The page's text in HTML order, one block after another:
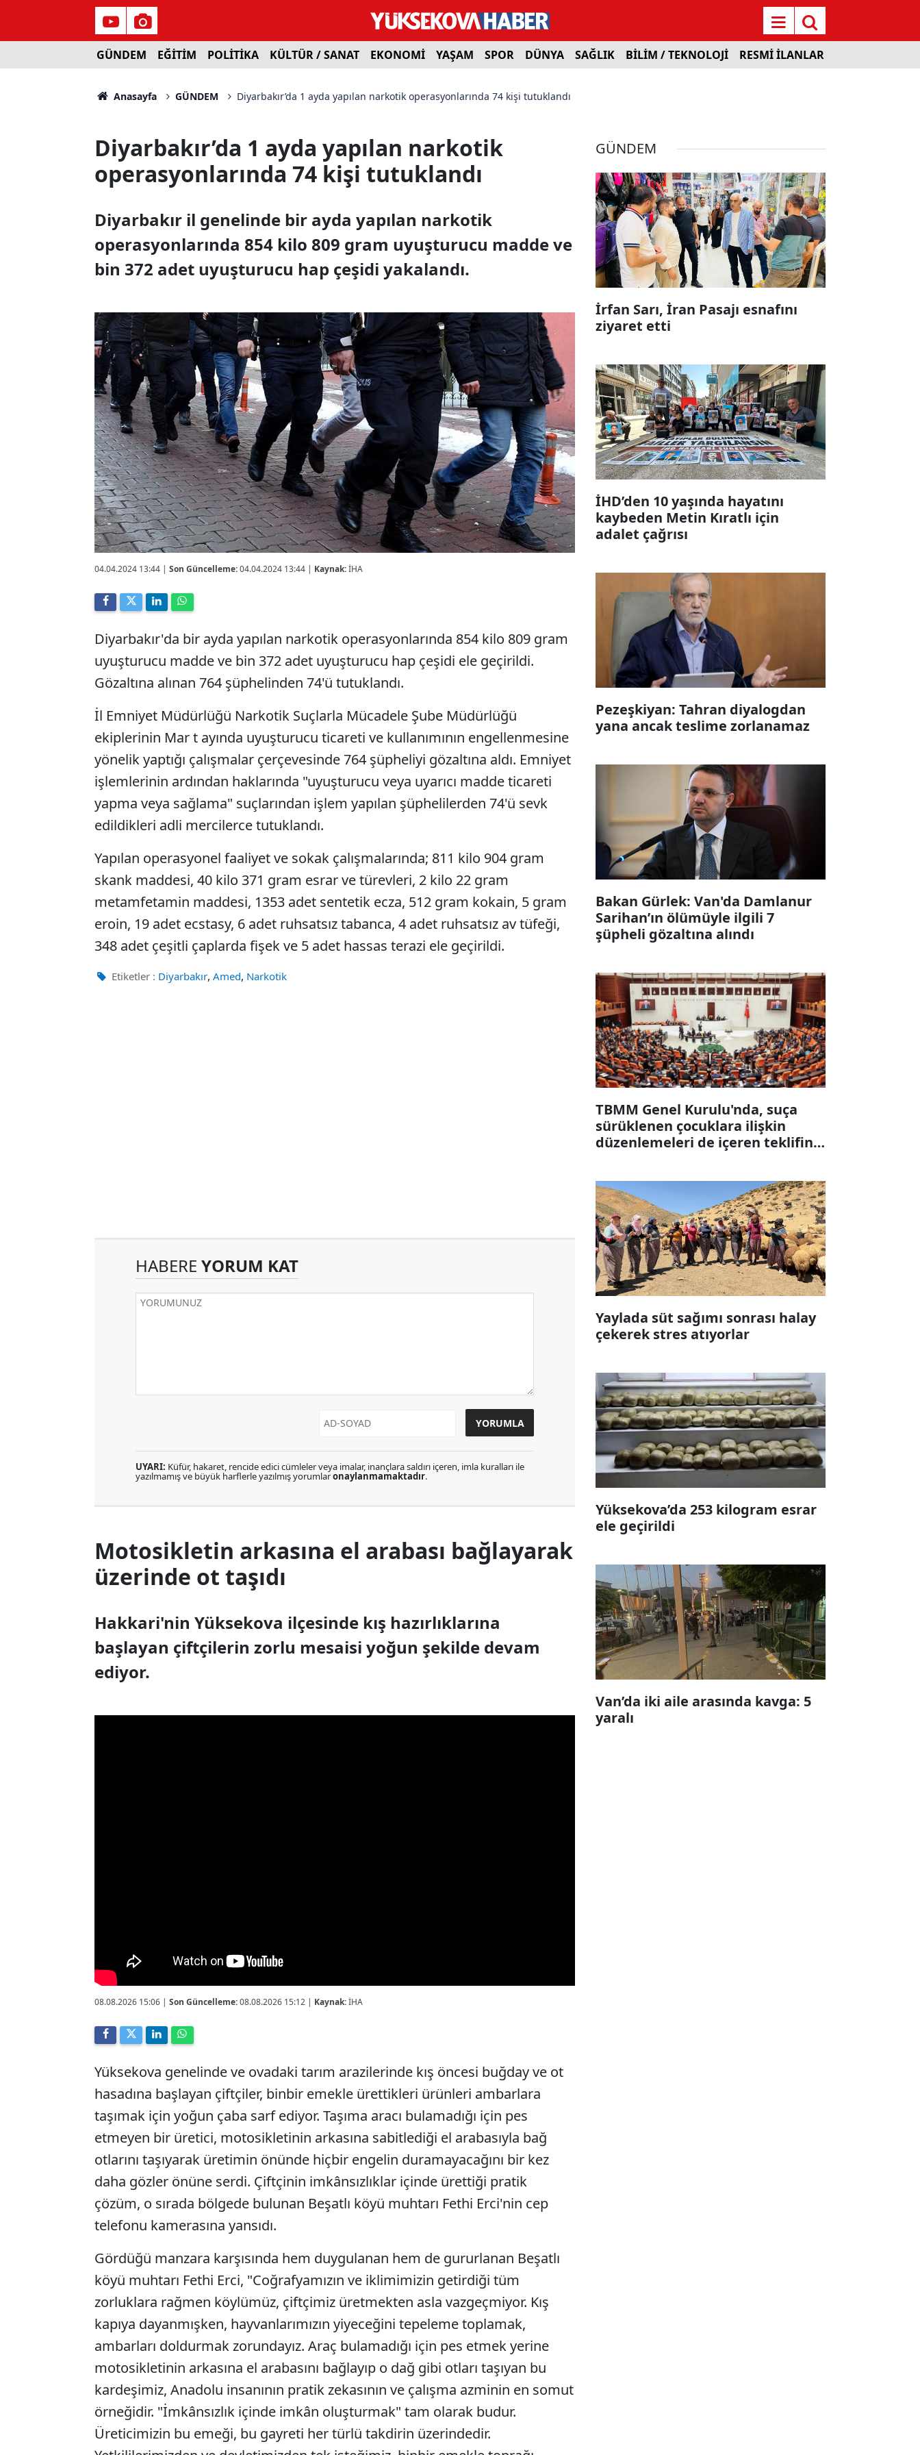
GÜNDEM EĞİTİM POLİTİKA KÜLTÜR / SANAT EKONOMİ YAŞAM SPOR DÜNYA SAĞLIK BİLİM / TEKNOLOJİ RESMİ İLANLAR
Anasayfa GÜNDEM Diyarbakır’da 1 ayda yapılan narkotik operasyonlarında 74 kişi tutuklandı
Diyarbakır’da 1 ayda yapılan narkotik
operasyonlarında 74 kişi tutuklandı
Diyarbakır il genelinde bir ayda yapılan narkotik
operasyonlarında 854 kilo 809 gram uyuşturucu madde ve
bin 372 adet uyuşturucu hap çeşidi yakalandı.
04.04.2024 13:44 | Son Güncelleme:04.04.2024 13:44 | Kaynak:İHA
Diyarbakır'da bir ayda yapılan narkotik operasyonlarında 854 kilo 809 gram
uyuşturucu madde ve bin 372 adet uyuşturucu hap çeşidi ele geçirildi.
Gözaltına alınan 764 şüphelinden 74'ü tutuklandı.
İl Emniyet Müdürlüğü Narkotik Suçlarla Mücadele Şube Müdürlüğü
ekiplerinin Mar t ayında uyuşturucu ticareti ve kullanımının engellenmesine
yönelik yaptığı çalışmalar çerçevesinde 764 şüpheliyi gözaltına aldı. Emniyet
işlemlerinin ardından haklarında "uyuşturucu veya uyarıcı madde ticareti
yapma veya sağlama" suçlarından işlem yapılan şüphelilerden 74'ü sevk
edildikleri adli mercilerce tutuklandı.
Yapılan operasyonel faaliyet ve sokak çalışmalarında; 811 kilo 904 gram
skank maddesi, 40 kilo 371 gram esrar ve türevleri, 2 kilo 22 gram
metamfetamin maddesi, 1353 adet sentetik ecza, 512 gram kokain, 5 gram
eroin, 19 adet ecstasy, 6 adet ruhsatsız tabanca, 4 adet ruhsatsız av tüfeği,
348 adet çeşitli çaplarda fişek ve 5 adet hassas terazi ele geçirildi.
Etiketler : Diyarbakır, Amed, Narkotik
HABERE YORUM KAT
UYARI: Küfür, hakaret, rencide edici cümleler veya imalar, inançlara saldırı içeren, imla kuralları ile
yazılmamış ve büyük harflerle yazılmış yorumlaronaylanmamaktadır.
Motosikletin arkasına el arabası bağlayarak
üzerinde ot taşıdı
Hakkari'nin Yüksekova ilçesinde kış hazırlıklarına
başlayan çiftçilerin zorlu mesaisi yoğun şekilde devam
ediyor.
08.08.2026 15:06 | Son Güncelleme:08.08.2026 15:12 | Kaynak:İHA
Yüksekova genelinde ve ovadaki tarım arazilerinde kış öncesi buğday ve ot
hasadına başlayan çiftçiler, binbir emekle ürettikleri ürünleri ambarlara
taşımak için yoğun çaba sarf ediyor. Taşıma aracı bulamadığı için pes
etmeyen bir üretici, motosikletinin arkasına sabitlediği el arabasıyla bağ
otlarını taşıyarak üretimin önünde hiçbir engelin duramayacağını bir kez
daha gözler önüne serdi. Çiftçinin imkânsızlıklar içinde ürettiği pratik
çözüm, o sırada bölgede bulunan Beşatlı köyü muhtarı Fethi Erci'nin cep
telefonu kamerasına yansıdı.
Gördüğü manzara karşısında hem duygulanan hem de gururlanan Beşatlı
köyü muhtarı Fethi Erci, "Coğrafyamızın ve iklimimizin getirdiği tüm
zorluklara rağmen köylümüz, çiftçimiz üretmekten asla vazgeçmiyor. Kış
kapıya dayanmışken, hayvanlarımızın yiyeceğini tepeleme toplamak,
ambarları doldurmak zorundayız. Araç bulamadığı için pes etmek yerine
motosikletinin arkasına el arabasını bağlayıp o dağ gibi otları taşıyan bu
kardeşimiz, Anadolu insanının pratik zekasının ve çalışma azminin en somut
örneğidir. "İmkânsızlık içinde imkân oluşturmak" tam olarak budur.
Üreticimizin bu emeği, bu gayreti her türlü takdirin üzerindedir.
GÜNDEM
İrfan Sarı, İran Pasajı esnafını
ziyaret etti
İHD’den 10 yaşında hayatını
kaybeden Metin Kıratlı için
adalet çağrısı
Pezeşkiyan: Tahran diyalogdan
yana ancak teslime zorlanamaz
Bakan Gürlek: Van'da Damlanur
Sarihan’ın ölümüyle ilgili 7
şüpheli gözaltına alındı
TBMM Genel Kurulu'nda, suça
sürüklenen çocuklara ilişkin
düzenlemeleri de içeren teklifin 6
Yaylada süt sağımı sonrası halay
çekerek stres atıyorlar
Yüksekova’da 253 kilogram esrar
ele geçirildi
Van’da iki aile arasında kavga: 5
yaralı